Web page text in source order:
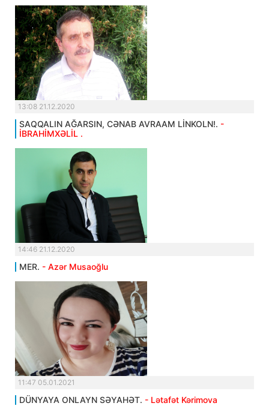
13:08 21.12.2020
SAQQALIN AĞARSIN, CƏNAB AVRAAM LİNKOLN!. -
İBRAHİMXƏLİL .
14:46 21.12.2020
MER. - Azər Musaoğlu
11:47 05.01.2021
DÜNYAYA ONLAYN SƏYAHƏT. - Lətafət Kərimova